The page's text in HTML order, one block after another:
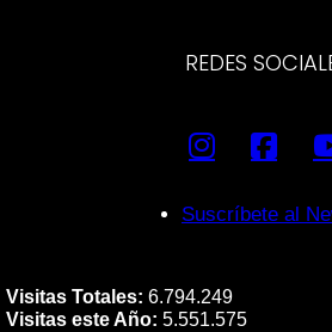
REDES
Suscríbete al
Visitas Totales: 6.794.249
Visitas este Año: 5.551.575